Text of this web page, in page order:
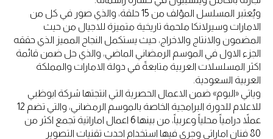
ويُعتبر المسلسل المؤلف من 15 حلقة، والذي صور في كل من
الامارات وسيرلانكا ملحمة تاريخية متميزة للاجيال من حيث
المضمون والانتاج والاخراج، حيث يستكمل النجاح المميز الذي حققه
الجزء الاول في الموسم الرمضاني الماضي، والذي حل ضمن قائمة
اكثر المسلسلات العربية متابعةً في دولة الامارات والمملكة
العربية السعودية.
وياتي «البوم» ضمن الاعمال الحصرية التي انتجتها شركة ابوظبي
للاعلام للدورة البرامجية الخاصة بالموسم الرمضاني، والتي تضم 12
عملاً درامياً محلياً وعربياً، من بينها 6 اعمال اماراتية تجمع اكثر من
80 فنان اماراتي وجرى فيها استخدام احدث تقنيات التصوير